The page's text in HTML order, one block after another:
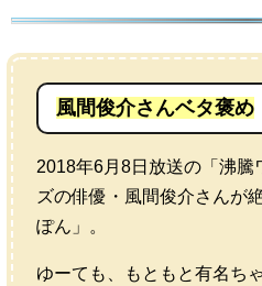
風間俊介さんベタ褒め
2018年6月8日放送の「沸騰
ズの俳優・風間俊介さんが
ぽん」。
ゆーても、もともと有名ち